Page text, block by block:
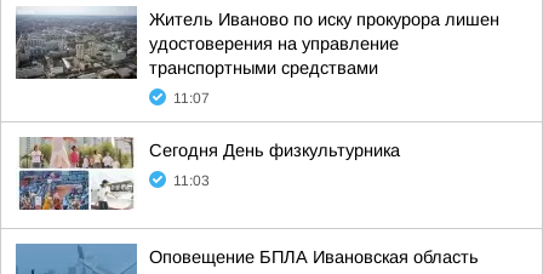
Житель Иваново по иску прокурора лишен
удостоверения на управление
транспортными средствами
11:07
Сегодня День физкультурника
11:03
Оповещение БПЛА Ивановская область